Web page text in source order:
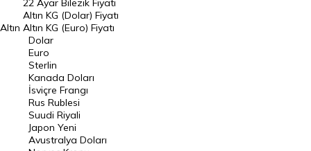
Dolar Kuru
Euro Kuru
Pound Kuru
Frank Kuru
Riyal Kuru
Avustralya Doları
Danimarka Kronu Kuru
Altın
22 Ayar Bilezik Fiyatı
Altın KG (Dolar) Fiyatı
Altın KG (Euro) Fiyatı
Dolar
Euro
Sterlin
Kanada Doları
İsviçre Frangı
Rus Rublesi
Suudi Riyali
Japon Yeni
Avustralya Doları